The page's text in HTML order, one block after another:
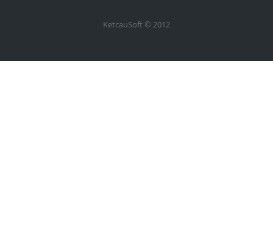
KetcauSoft © 2012